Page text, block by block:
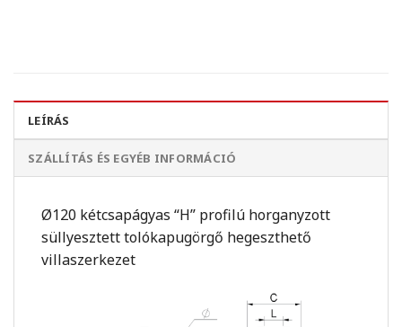
LEÍRÁS
SZÁLLÍTÁS ÉS EGYÉB INFORMÁCIÓ
Ø120 kétcsapágyas “H” profilú horganyzott
süllyesztett tolókapugörgő hegeszthető
villaszerkezet